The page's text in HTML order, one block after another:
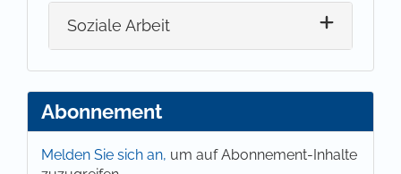
Soziale Arbeit
Abonnement
Melden Sie sich an, um auf Abonnement-Inhalte